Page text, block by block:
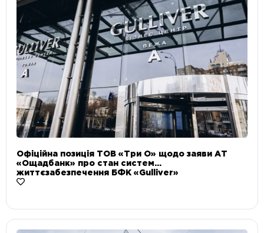
Офіційна позиція ТОВ «Три О» щодо заяви АТ
«Ощадбанк» про стан систем
життєзабезпечення БФК «Gulliver»